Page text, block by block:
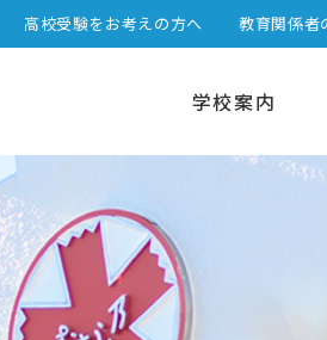
学校案内
高校受験をお考えの方へ 教育関係者